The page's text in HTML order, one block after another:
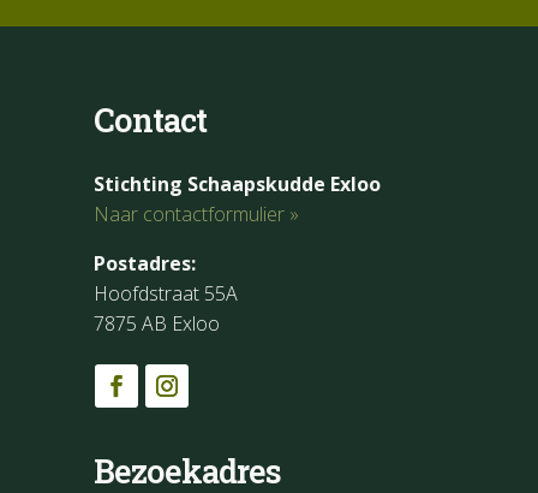
Contact
Stichting Schaapskudde Exloo
Naar contactformulier »
Postadres:
Hoofdstraat 55A
7875 AB Exloo
Bezoekadres